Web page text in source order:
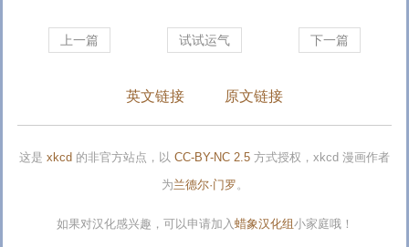
上一篇 下一篇
试试运气
英文链接 原文链接
这是 xkcd 的非官方站点，以 CC-BY-NC 2.5 方式授权，xkcd 漫画作者
为兰德尔·门罗。
如果对汉化感兴趣，可以申请加入蜡象汉化组小家庭哦！